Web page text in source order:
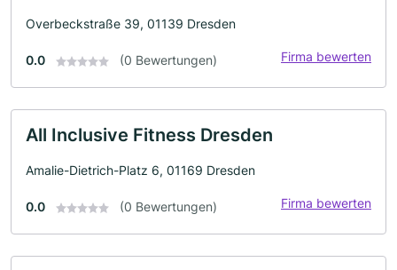
Overbeckstraße 39, 01139 Dresden
0.0 (0 Bewertungen) Firma bewerten
All Inclusive Fitness Dresden
Amalie-Dietrich-Platz 6, 01169 Dresden
0.0 (0 Bewertungen) Firma bewerten